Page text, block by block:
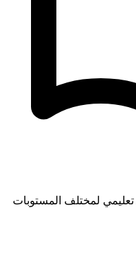
لمختلف المستوبات